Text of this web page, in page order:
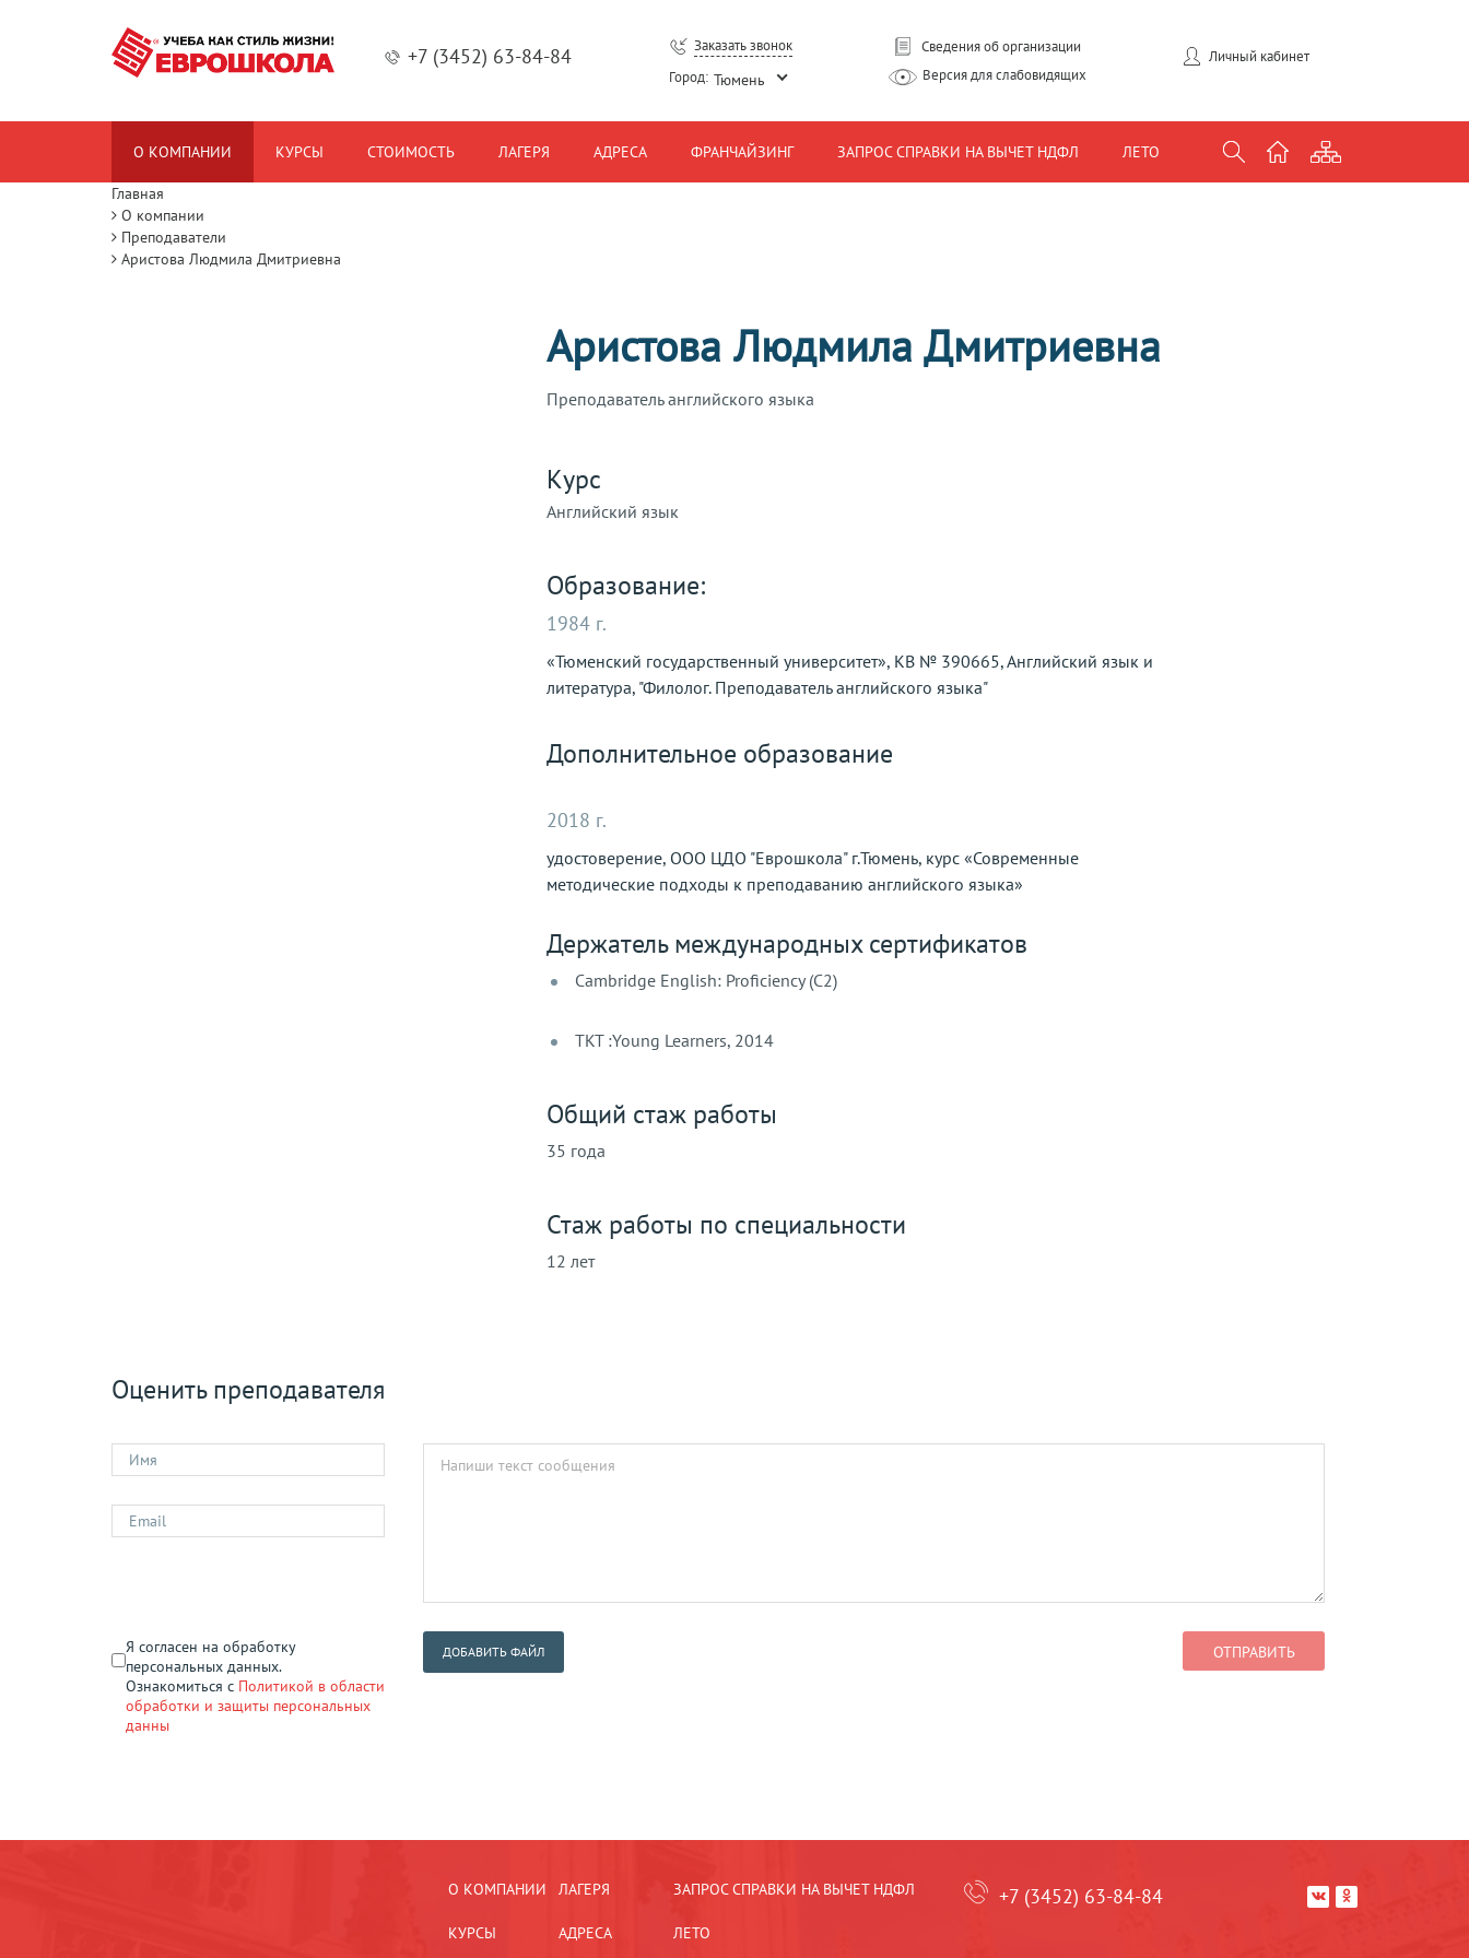
+7 (3452) 63-84-84
Заказать звонок
Город: Тюмень
Сведения об организации
Версия для слабовидящих
Личный кабинет
О КОМПАНИИ КУРСЫ СТОИМОСТЬ ЛАГЕРЯ АДРЕСА ФРАНЧАЙЗИНГ ЗАПРОС СПРАВКИ НА ВЫЧЕТ НДФЛ ЛЕТО
Главная
О компании
Преподаватели
Аристова Людмила Дмитриевна
Аристова Людмила Дмитриевна
Преподаватель английского языка
Курс
Английский язык
Образование:
1984 г.
«Тюменский государственный университет», КВ № 390665, Английский язык и
литература, "Филолог. Преподаватель английского языка"
Дополнительное образование
2018 г.
удостоверение, ООО ЦДО "Еврошкола" г.Тюмень, курс «Современные
методические подходы к преподаванию английского языка»
Держатель международных сертификатов
Cambridge English: Proficiency (С2)
TKT :Young Learners, 2014
Общий стаж работы
35 года
Стаж работы по специальности
12 лет
Оценить преподавателя
Я согласен на обработку
персональных данных.
Ознакомиться с Политикой в области
обработки и защиты персональных
данны
ДОБАВИТЬ ФАЙЛ
О КОМПАНИИ
КУРСЫ
ЛАГЕРЯ
АДРЕСА
ЗАПРОС СПРАВКИ НА ВЫЧЕТ НДФЛ
ЛЕТО
+7 (3452) 63-84-84  